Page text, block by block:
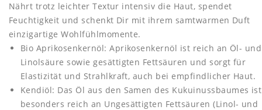
Nährt trotz leichter Textur intensiv die Haut, spendet
Feuchtigkeit und schenkt Dir mit ihrem samtwarmen Duft
einzigartige Wohlfühlmomente.
Bio Aprikosenkernöl: Aprikosenkernöl ist reich an Öl- und
Linolsäure sowie gesättigten Fettsäuren und sorgt für
Elastizität und Strahlkraft, auch bei empfindlicher Haut.
Kendiöl: Das Öl aus den Samen des Kukuinussbaumes ist
besonders reich an Ungesättigten Fettsäuren (Linol- und